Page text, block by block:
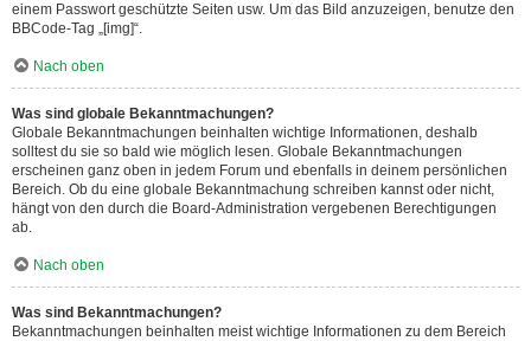
einem Passwort geschützte Seiten usw. Um das Bild anzuzeigen, benutze den
BBCode-Tag „[img]“.
Nach oben
Was sind globale Bekanntmachungen?
Globale Bekanntmachungen beinhalten wichtige Informationen, deshalb
solltest du sie so bald wie möglich lesen. Globale Bekanntmachungen
erscheinen ganz oben in jedem Forum und ebenfalls in deinem persönlichen
Bereich. Ob du eine globale Bekanntmachung schreiben kannst oder nicht,
hängt von den durch die Board-Administration vergebenen Berechtigungen
ab.
Nach oben
Was sind Bekanntmachungen?
Bekanntmachungen beinhalten meist wichtige Informationen zu dem Bereich